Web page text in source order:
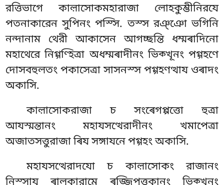
রত্তিভাগে কাল়াসোকমহারাজা লোহকুম্ভীনিরযে
পতনাকারেন সুপিনং পস্সি. তস্স রঞ্ঞো ভগিনি
নন্দানাম থেরী আকাসেন আগচ্ছন্তি ধম্মৰাদিনো
মহাথেরে নিগ্গণ্হিত্ৰা অধম্মৰাদীনং ভিক্খূনং পগ্গহণে
দোসবহুলতং পকাসেত্ৰা সাসনস্স পগ্গহণত্থায ওৰাদং
অকাসি.
কাল়াসোকরাজা চ সংৰেগপ্পত্তো হুত্ৰা
আযস্মন্তানং মহাযসত্থেরাদীনং খমাপেত্ৰা
অজাতসত্তুরাজা ৰিয সঙ্গাযনে পগ্গহং অকাসি.
মহাযসত্থেরাদযো চ কাল়াসোকং রাজানং